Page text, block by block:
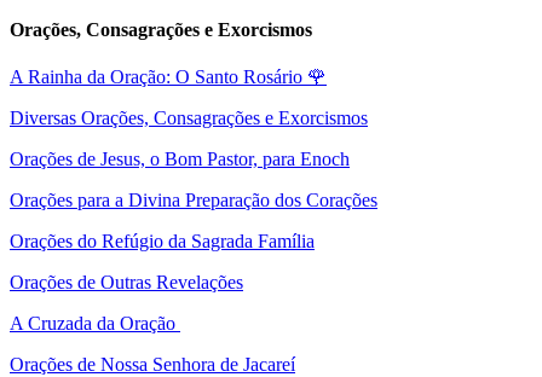
Orações, Consagrações e Exorcismos
A Rainha da Oração: O Santo Rosário 🌹
Diversas Orações, Consagrações e Exorcismos
Orações de Jesus, o Bom Pastor, para Enoch
Orações para a Divina Preparação dos Corações
Orações do Refúgio da Sagrada Família
Orações de Outras Revelações
A Cruzada da Oração
Orações de Nossa Senhora de Jacareí